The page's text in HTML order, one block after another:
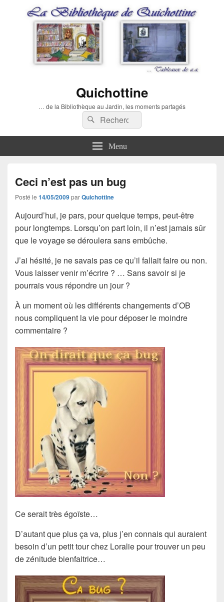
Quichottine
… de la Bibliothèque au Jardin, les moments partagés
Recherche :
Rechercher
Menu
Ceci n’est pas un bug
Posté le 14/05/2009parQuichottine
Aujourd’hui, je pars, pour quelque temps, peut-être
pour longtemps. Lorsqu’on part loin, il n’est jamais sûr
que le voyage se déroulera sans embûche.
J’ai hésité, je ne savais pas ce qu’il fallait faire ou non.
Vous laisser venir m’écrire ? … Sans savoir si je
pourrais vous répondre un jour ?
À un moment où les différents changements d’OB
nous compliquent la vie pour déposer le moindre
commentaire ?
Ce serait très égoïste…
D’autant que plus ça va, plus j’en connais qui auraient
besoin d’un petit tour chez Loralie pour trouver un peu
de zénitude bienfaitrice…